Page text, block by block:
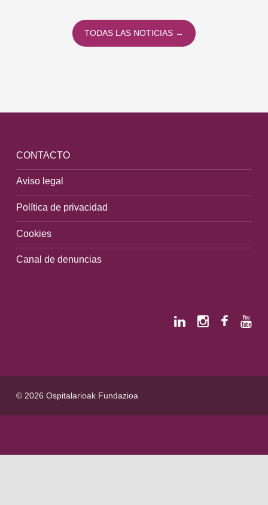
TODAS LAS NOTICIAS →
CONTACTO
Aviso legal
Política de privacidad
Cookies
Canal de denuncias
© 2026 Ospitalarioak Fundazioa